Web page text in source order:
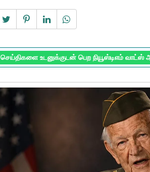
செய்திகளை உடனுக்குடன் பெற நியூஸ்டிஎம்